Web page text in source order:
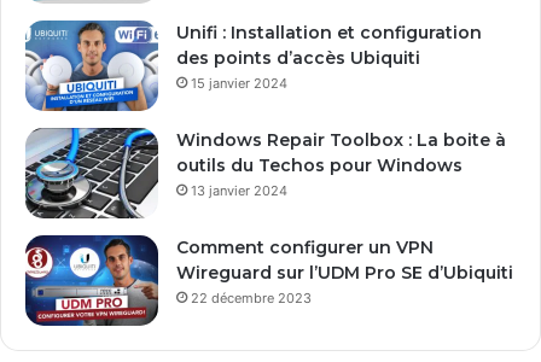
m
a
Unifi : Installation et configuration
des points d’accès Ubiquiti
15 janvier 2024
Windows Repair Toolbox : La boite à
outils du Techos pour Windows
13 janvier 2024
Comment configurer un VPN
Wireguard sur l’UDM Pro SE d’Ubiquiti
22 décembre 2023